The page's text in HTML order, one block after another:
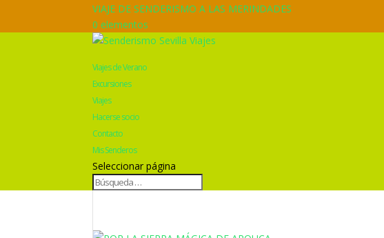
VIAJE DE SENDERISMO A LAS MERINDADES
0 elementos
Viajes de Verano
Excursiones
Viajes
Hacerse socio
Contacto
Mis Senderos
Seleccionar página